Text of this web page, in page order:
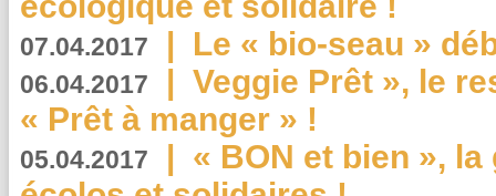
07.04.2017 | Le « bio-seau »
06.04.2017 | Veggie Prêt », le
« Prêt à manger » !
05.04.2017 | « BON et bien »,